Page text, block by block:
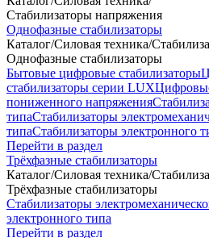
Стабилизаторы напряжения
Однофазные стабилизаторы
Каталог/Силовая техника/
Однофазные стабилизаторы
Бытовые цифровые стабилизаторы
стабилизаторы серии LUX
пониженного напряжения
типаСтабилизаторы
типаСтабилизаторы электронного
Перейти в раздел
Трёхфазные стабилизаторы
Каталог/Силовая техника/
Трёхфазные стабилизаторы
Стабилизаторы
электронного типа
Перейти в раздел